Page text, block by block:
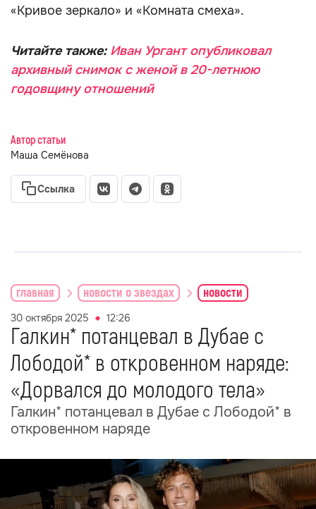
«Кривое зеркало» и «Комната смеха».
Читайте также: Иван Ургант опубликовал
архивный снимок с женой в 20-летнюю
годовщину отношений
Автор статьи
Маша Семёнова
Ссылка
главная новости о звездах новости
30 октября 2025 12:26
Галкин* потанцевал в Дубае с
Лободой* в откровенном наряде:
«Дорвался до молодого тела»
Галкин* потанцевал в Дубае с Лободой* в
откровенном наряде